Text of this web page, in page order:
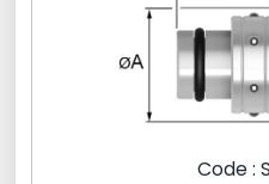
Code :